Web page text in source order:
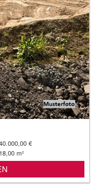
€
m²